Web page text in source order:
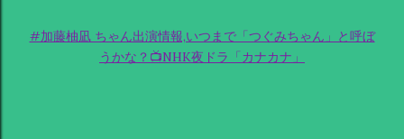
#加藤柚凪 ちゃん出演情報,いつまで「つぐみちゃん」と呼ぼ
うかな？📺NHK夜ドラ「カナカナ」